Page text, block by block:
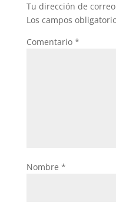
Tu dirección de
Los campos
Comentario *
Nombre *